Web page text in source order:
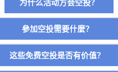
为什么活动方会空投？
參加空投需要什麼？
这些免费空投是否有价值？